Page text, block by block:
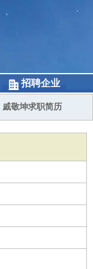
招聘企业
戚敬坤求职简历